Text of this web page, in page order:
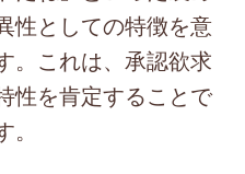
性としての特徴を意
。これは、承認欲求
性を肯定することで